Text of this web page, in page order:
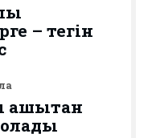
– тегін